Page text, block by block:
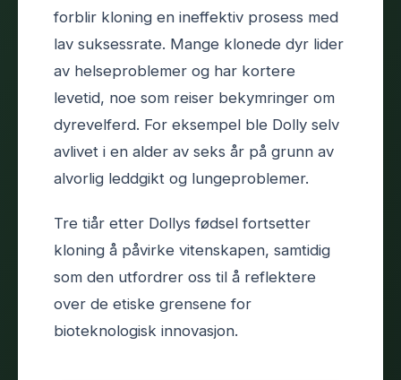
forblir kloning en ineffektiv prosess med
lav suksessrate. Mange klonede dyr lider
av helseproblemer og har kortere
levetid, noe som reiser bekymringer om
dyrevelferd. For eksempel ble Dolly selv
avlivet i en alder av seks år på grunn av
alvorlig leddgikt og lungeproblemer.
Tre tiår etter Dollys fødsel fortsetter
kloning å påvirke vitenskapen, samtidig
som den utfordrer oss til å reflektere
over de etiske grensene for
bioteknologisk innovasjon.